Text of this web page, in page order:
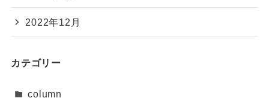
2022年12月
カテゴリー
column